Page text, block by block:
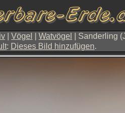
Vögel Watvögel
| Sanderling
: Dieses Bild hinzufügen.